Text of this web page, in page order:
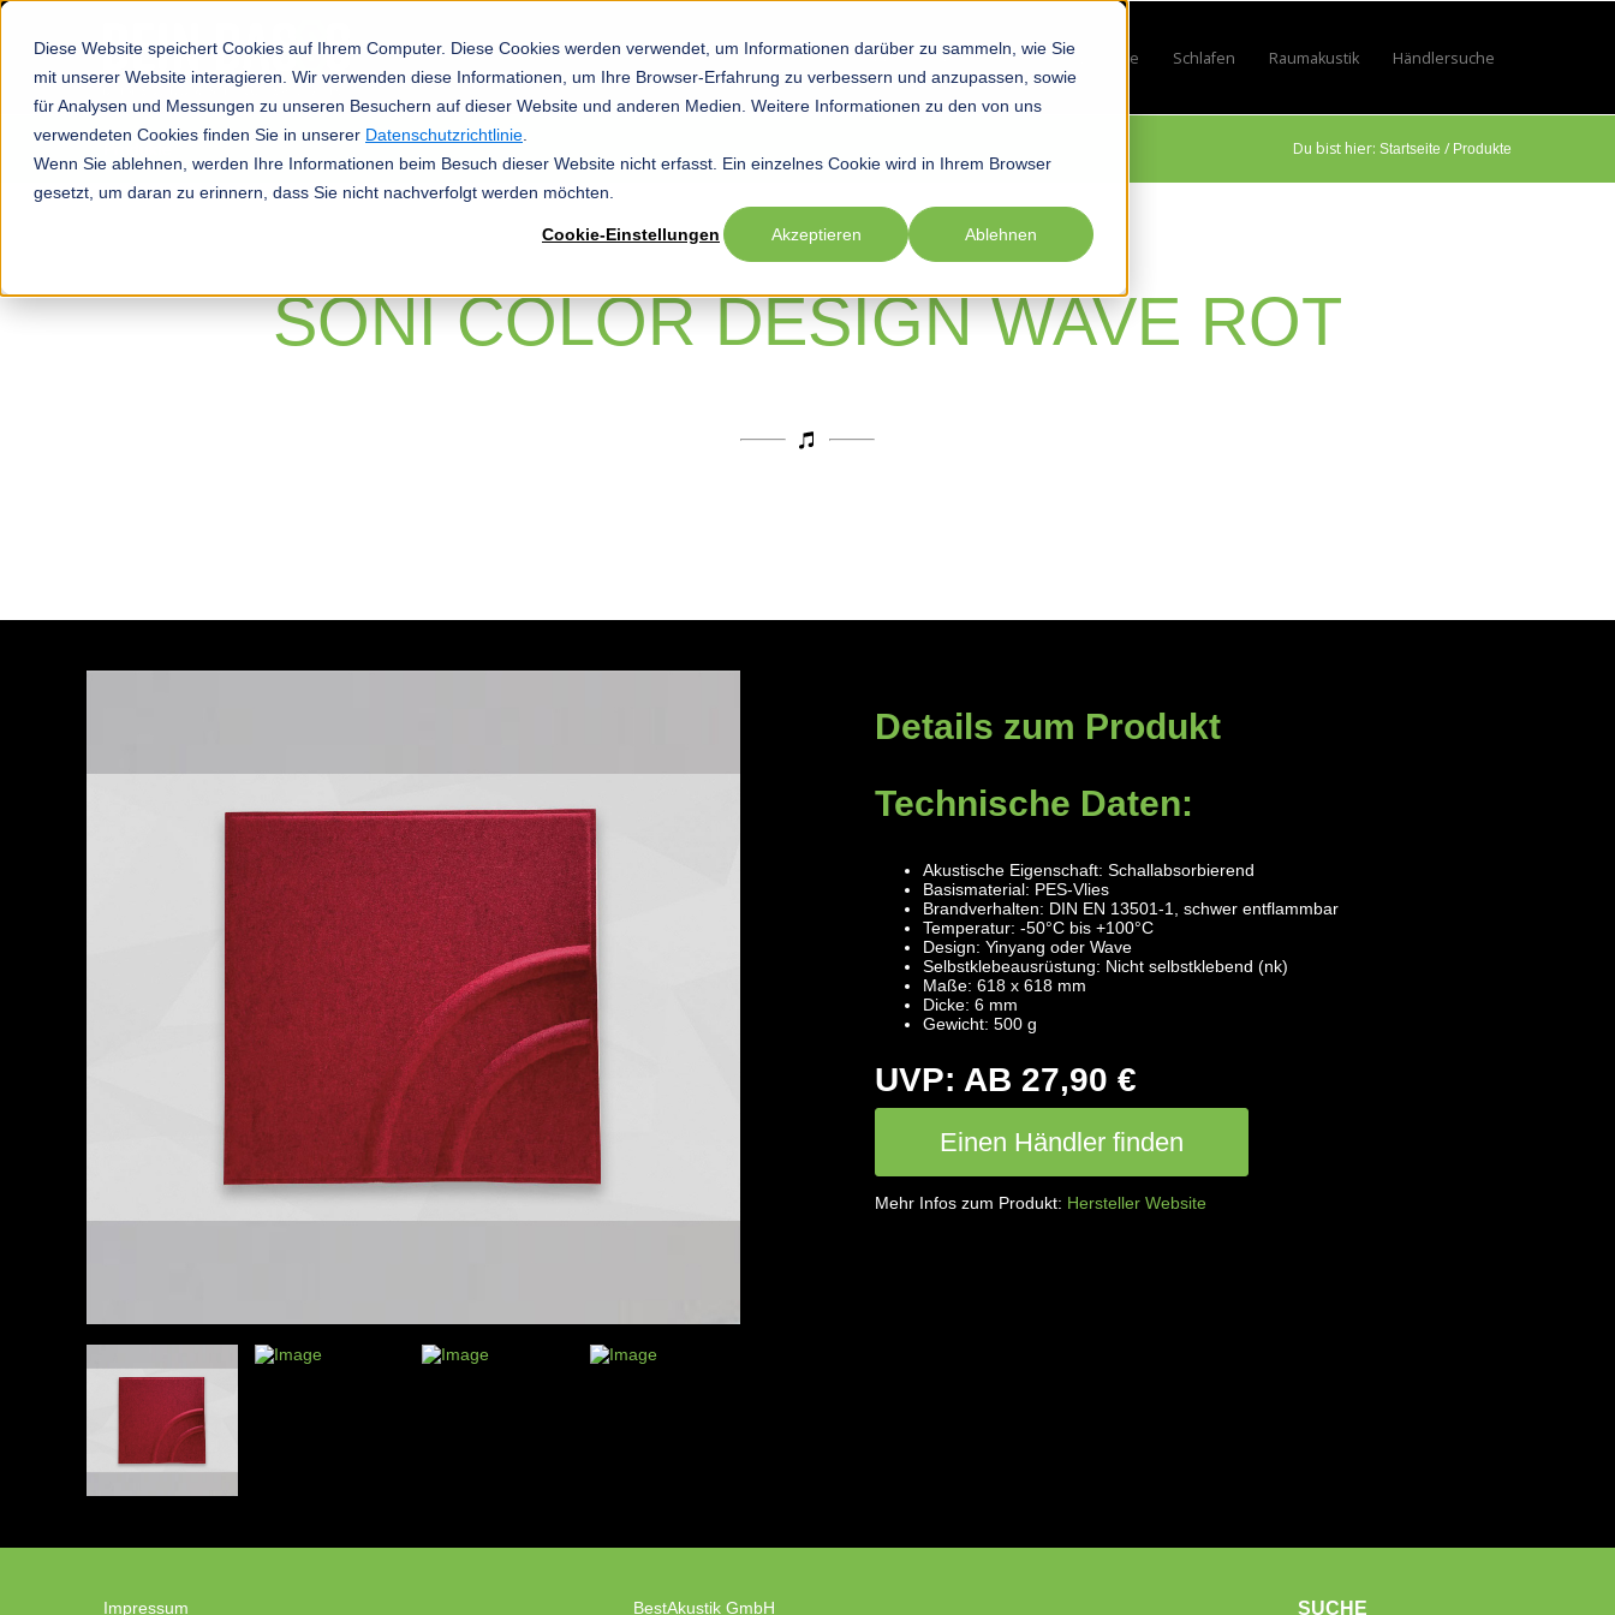
Diese Website speichert Cookies auf Ihrem Computer. Diese Cookies werden verwendet, um Informationen darüber zu sammeln, wie Sie
mit unserer Website interagieren. Wir verwenden diese Informationen, um Ihre Browser-Erfahrung zu verbessern und anzupassen, sowie
für Analysen und Messungen zu unseren Besuchern auf dieser Website und anderen Medien. Weitere Informationen zu den von uns
verwendeten Cookies finden Sie in unserer Datenschutzrichtlinie
Wenn Sie ablehnen, werden Ihre Informationen beim Besuch dieser Website nicht erfasst. Ein einzelnes Cookie wird in Ihrem Browser
gesetzt, um daran zu erinnern, dass Sie nicht nachverfolgt werden möchten.
Cookie-Einstellungen Akzeptieren Ablehnen
Startseite HobbyShow submenu for Hobby
SportShow submenu for Sport
Beruf Show submenu for Beruf
Lifestyle Show submenu for Lifestyle
Schlafen Show submenu for Schlafen
Raumakustik Show submenu for Raumakustik
Händlersuche
Du bist hier: Startseite / Produkte
SONI COLOR DESIGN WAVE ROT
Details zum Produkt
Technische Daten:
Akustische Eigenschaft: Schallabsorbierend
Basismaterial: PES-Vlies
Brandverhalten: DIN EN 13501-1, schwer entflammbar
Temperatur: -50°C bis +100°C
Design: Yinyang oder Wave
Selbstklebeausrüstung: Nicht selbstklebend (nk)
Maße: 618 x 618 mm
Dicke: 6 mm
Gewicht: 500 g
UVP: AB 27,90 €
Einen Händler finden
Mehr Infos zum Produkt: Hersteller Website
Impressum BestAkustik GmbH SUCHE